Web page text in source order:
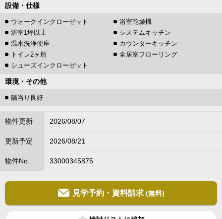
設備・仕様
ウォークインクローゼット
浴室乾燥機
浴室1坪以上
システムキッチン
温水洗浄便座
カウンターキッチン
トイレ2ヶ所
全居室フローリング
シューズインクローゼット
環境・その他
陽当り良好
物件更新 2026/08/07
更新予定 2026/08/21
物件No. 33000345875
見学予約・資料請求 (無料)